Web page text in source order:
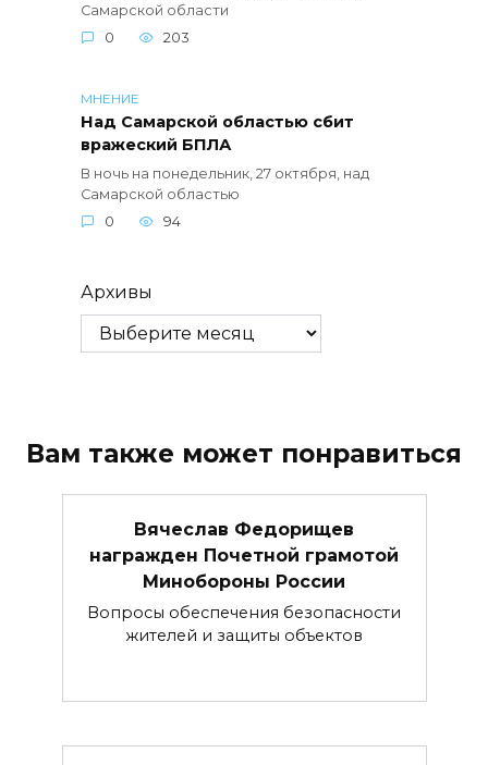
Самарской области
0
203
МНЕНИЕ
Над Самарской областью сбит
вражеский БПЛА
В ночь на понедельник, 27 октября, над
Самарской областью
0
94
Архивы
Вам также может понравиться
Вячеслав Федорищев
награжден Почетной грамотой
Минобороны России
Вопросы обеспечения безопасности
жителей и защиты объектов